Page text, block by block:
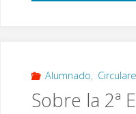
1
de
Alumnado,
Sobre la 2ª